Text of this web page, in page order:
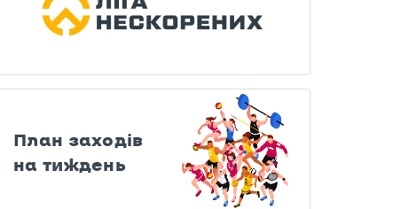
План заходів
на тиждень